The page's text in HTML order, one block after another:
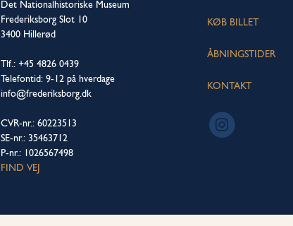
Det Nationalhistoriske Museum
Frederiksborg Slot 10
3400 Hillerød
Tlf.: +45 4826 0439
Telefontid: 9-12 på hverdage
info@frederiksborg.dk
CVR-nr.: 60223513
SE-nr.: 35463712
P-nr.: 1026567498
FIND VEJ
KØB BILLET
ÅBNINGSTIDER
KONTAKT